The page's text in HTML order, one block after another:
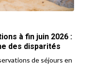
à fin juin 2026 :
des disparités
de séjours en